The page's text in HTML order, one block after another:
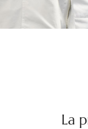
La